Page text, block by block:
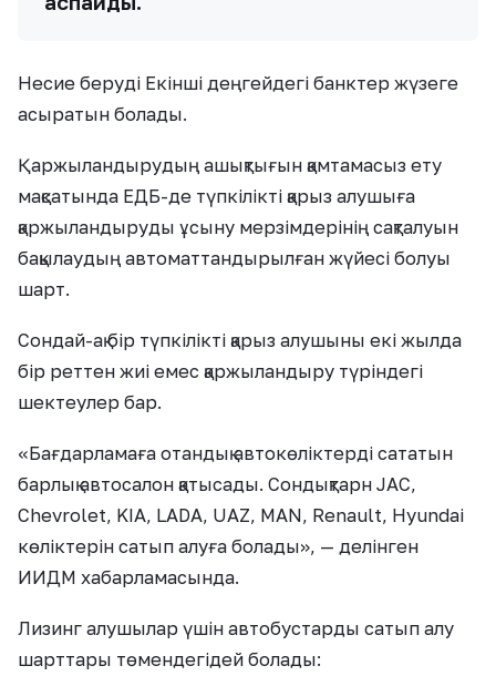
Несие беруді Екінші деңгейдегі банктер жүзеге
асыратын болады.
Қаржыландырудың ашықтығын қамтамасыз ету
мақсатында ЕДБ-де түпкілікті қарыз алушыға
қаржыландыруды ұсыну мерзімдерінің сақталуын
бақылаудың автоматтандырылған жүйесі болуы
шарт.
Сондай-ақ бір түпкілікті қарыз алушыны екі жылда
бір реттен жиі емес қаржыландыру түріндегі
шектеулер бар.
«Бағдарламаға отандық автокөліктерді сататын
барлық автосалон қатысады. Сондықтарн JAC,
Chevrolet, KIA, LADA, UAZ, MAN, Renault, Hyundai
көліктерін сатып алуға болады», — делінген
ИИДМ хабарламасында.
Лизинг алушылар үшін автобустарды сатып алу
шарттары төмендегідей болады: